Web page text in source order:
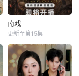
南戏
更新至第15集